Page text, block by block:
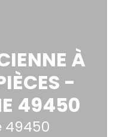
À
-
49450
49450